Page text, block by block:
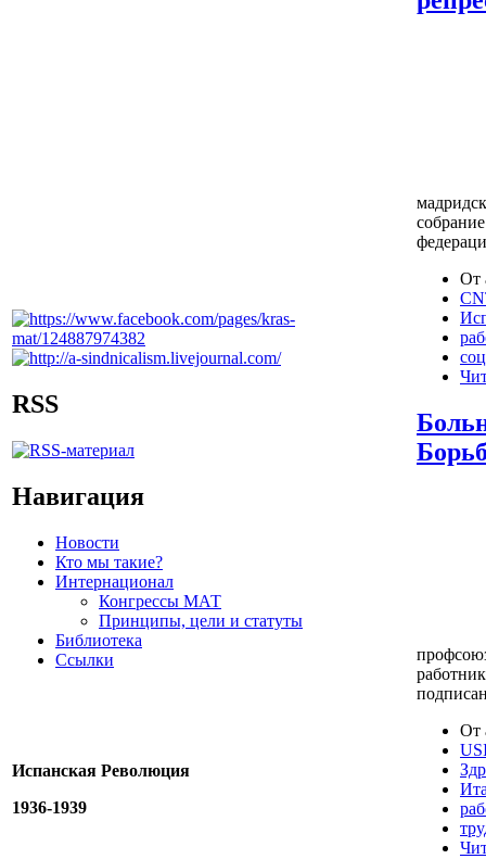
RSS
Навигация
Новости
Кто мы такие?
Интернационал
Конгрессы МАТ
Принципы, цели и статуты
Библиотека
Ссылки
Испанская Революция
1936-1939
От
От